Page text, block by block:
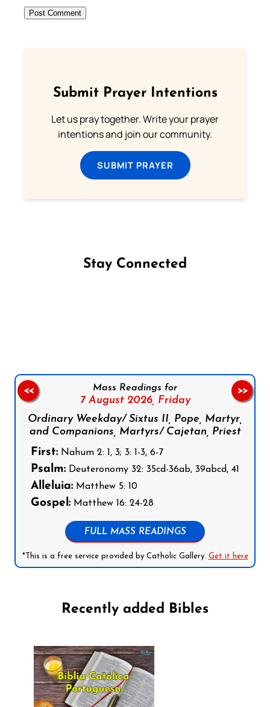
Submit Prayer Intentions
Let us pray together. Write your prayer
intentions and join our community.
SUBMIT PRAYER
Stay Connected
Mass Readings for
7 August 2026, Friday
Ordinary Weekday/ Sixtus II, Pope, Martyr,
and Companions, Martyrs/ Cajetan, Priest
First: Nahum 2: 1, 3; 3: 1-3, 6-7
Psalm: Deuteronomy 32: 35cd-36ab, 39abcd, 41
Alleluia: Matthew 5: 10
Gospel: Matthew 16: 24-28
FULL MASS READINGS
*This is a free service provided by Catholic Gallery. Get it here
<< >>
Recently added Bibles